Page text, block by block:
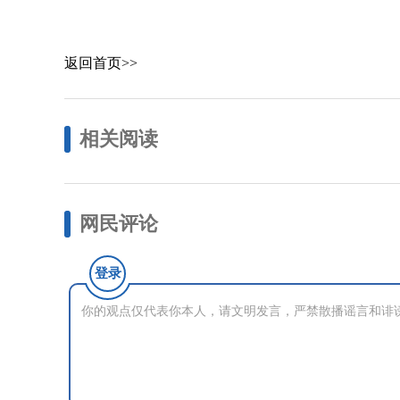
返回首页>>
相关阅读
网民评论
登录